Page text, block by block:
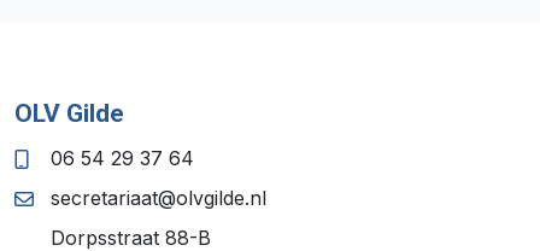
OLV Gilde
06 54 29 37 64
secretariaat@olvgilde.nl
Dorpsstraat 88-B